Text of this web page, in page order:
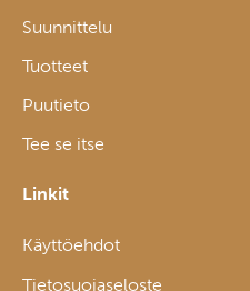
Suunnittelu
Tuotteet
Puutieto
Tee se itse
Linkit
Käyttöehdot
Tietosuojaseloste